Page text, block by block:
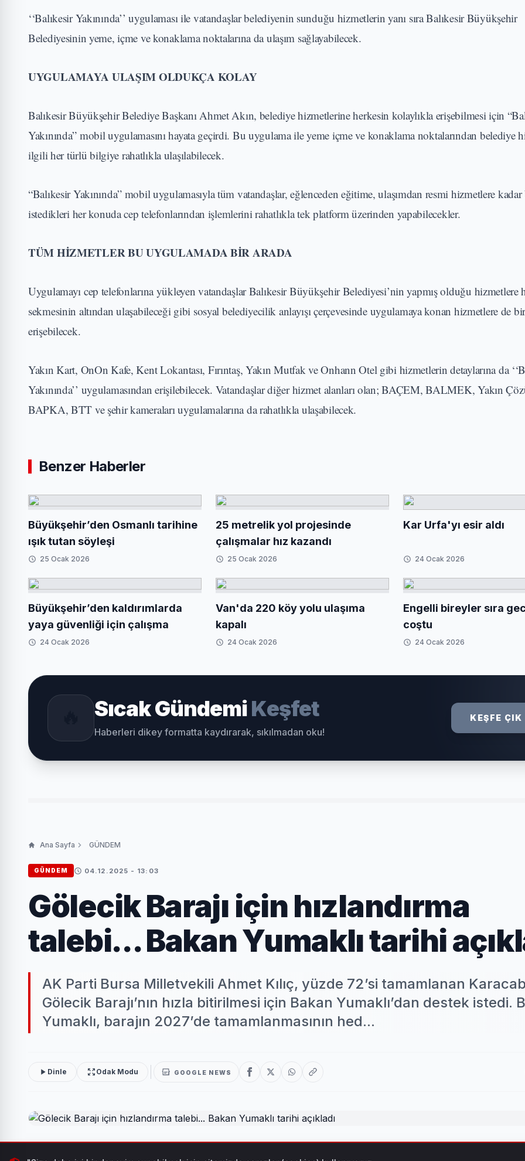
‘‘Balıkesir Yakınında’’ uygulaması ile vatandaşlar belediyenin sunduğu hizmetlerin yanı sıra Balıkesir Büyükşehir
Belediyesinin yeme, içme ve konaklama noktalarına da ulaşım sağlayabilecek.
UYGULAMAYA ULAŞIM OLDUKÇA KOLAY
Balıkesir Büyükşehir Belediye Başkanı Ahmet Akın, belediye hizmetlerine herkesin kolaylıkla erişebilmesi için
Yakınında” mobil uygulamasını hayata geçirdi. Bu uygulama ile yeme içme ve konaklama noktalarından belediye
ilgili her türlü bilgiye rahatlıkla ulaşılabilecek.
“Balıkesir Yakınında” mobil uygulamasıyla tüm vatandaşlar, eğlenceden eğitime, ulaşımdan resmi hizmetlere
istedikleri her konuda cep telefonlarından işlemlerini rahatlıkla tek platform üzerinden yapabilecekler.
TÜM HİZMETLER BU UYGULAMADA BİR ARADA
Uygulamayı cep telefonlarına yükleyen vatandaşlar Balıkesir Büyükşehir Belediyesi’nin yapmış olduğu hizmetlere
sekmesinin altından ulaşabileceği gibi sosyal belediyecilik anlayışı çerçevesinde uygulamaya konan hizmetlere de
erişebilecek.
Yakın Kart, OnOn Kafe, Kent Lokantası, Fırıntaş, Yakın Mutfak ve Onhann Otel gibi hizmetlerin detaylarına da
Yakınında’’ uygulamasından erişilebilecek. Vatandaşlar diğer hizmet alanları olan; BAÇEM, BALMEK, Yakın
BAPKA, BTT ve şehir kameraları uygulamalarına da rahatlıkla ulaşabilecek.
Benzer Haberler
Büyükşehir’den Osmanlı tarihine
ışık tutan söyleşi
25 Ocak 2026
25 metrelik yol projesinde
çalışmalar hız kazandı
25 Ocak 2026
Kar Urfa'yı esir aldı
24 Ocak 2026
Büyükşehir’den kaldırımlarda
yaya güvenliği için çalışma
24 Ocak 2026
Van'da 220 köy yolu ulaşıma
kapalı
24 Ocak 2026
Engelli bireyler sıra
coştu
24 Ocak 2026
Sıcak GündemiKeşfet
Haberleri dikey formatta kaydırarak, sıkılmadan oku!
KEŞFE ÇIK
Ana Sayfa GÜNDEM
GÜNDEM 04.12.2025 - 13:03
Gölecik Barajı için hızlandırma
talebi... Bakan Yumaklı tarihi
AK Parti Bursa Milletvekili Ahmet Kılıç, yüzde 72’si tamamlanan
Gölecik Barajı’nın hızla bitirilmesi için Bakan Yumaklı’dan destek istedi.
Yumaklı, barajın 2027’de tamamlanmasının hed...
Dinle Odak Modu GOOGLE NEWS